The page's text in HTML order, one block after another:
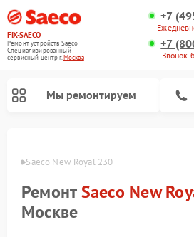
FIX-SAECO
Ремонт устройств Saeco
Специализированный
cервисный центр г.Москва
+7
+7
Звонок
Мы ремонтируем
Saeco New Royal 230
РемонтSaeco New
Москве